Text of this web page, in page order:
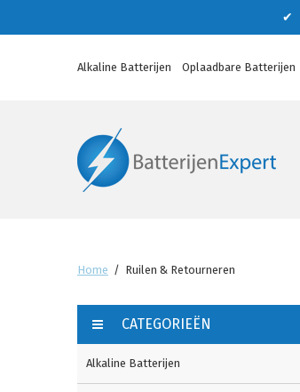
✔
Alkaline Batterijen Oplaadbare Batterijen
Home / Ruilen & Retourneren
CATEGORIEËN
Alkaline Batterijen